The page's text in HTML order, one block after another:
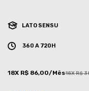
LATO SENSU
360 A 720H
18X R$ 86,00/Mês18X R$